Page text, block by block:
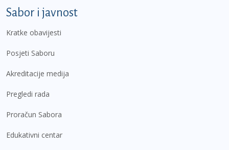
Sabor i javnost
Kratke obavijesti
Posjeti Saboru
Akreditacije medija
Pregledi rada
Proračun Sabora
Edukativni centar